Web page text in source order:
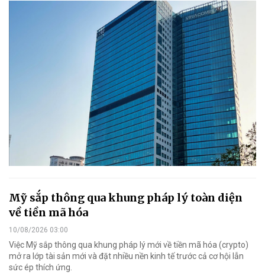
Mỹ sắp thông qua khung pháp lý toàn diện
về tiền mã hóa
10/08/2026 03:00
Việc Mỹ sắp thông qua khung pháp lý mới về tiền mã hóa (crypto)
mở ra lớp tài sản mới và đặt nhiều nền kinh tế trước cả cơ hội lẫn
sức ép thích ứng.